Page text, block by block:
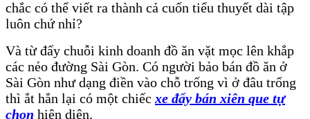
chắc có thể viết ra thành cả cuốn tiểu thuyết dài tập
luôn chứ nhỉ?
Và từ đấy chuỗi kinh doanh đồ ăn vặt mọc lên khắp
các nẻo đường Sài Gòn. Có người bảo bán đồ ăn ở
Sài Gòn như dạng điền vào chỗ trống vì ở đâu trống
thì ắt hẳn lại có một chiếc xe đẩy bán xiên que tự
chọn hiện diện.